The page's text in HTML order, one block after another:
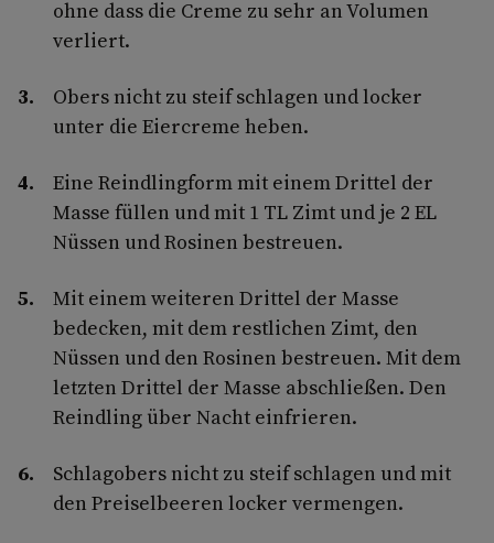
ohne dass die Creme zu sehr an Volumen
verliert.
Obers nicht zu steif schlagen und locker
unter die Eiercreme heben.
Eine Reindlingform mit einem Drittel der
Masse füllen und mit 1 TL Zimt und je 2 EL
Nüssen und Rosinen bestreuen.
Mit einem weiteren Drittel der Masse
bedecken, mit dem restlichen Zimt, den
Nüssen und den Rosinen bestreuen. Mit dem
letzten Drittel der Masse abschließen. Den
Reindling über Nacht einfrieren.
Schlagobers nicht zu steif schlagen und mit
den Preiselbeeren locker vermengen.